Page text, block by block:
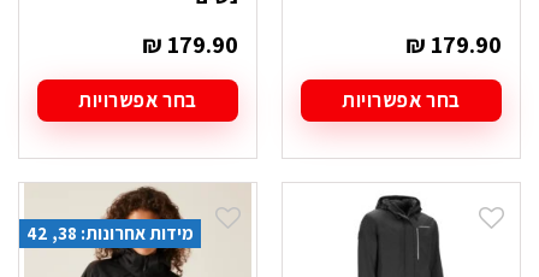
₪ 179.90
בחר אפשרויות
זה
יש
סוגים.
₪ 179.90
בחר אפשרויות
זה
יש
סוגים.מידות אחרונות: 38, 42